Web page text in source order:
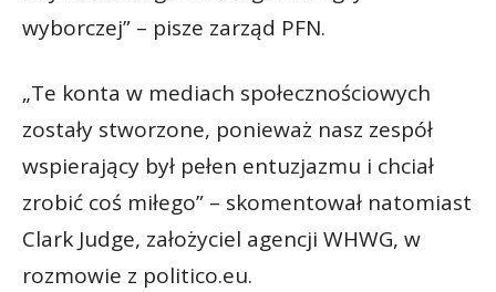
wyborczej” – pisze zarząd PFN.
„Te konta w mediach społecznościowych
zostały stworzone, ponieważ nasz zespół
wspierający był pełen entuzjazmu i chciał
zrobić coś miłego” – skomentował natomiast
Clark Judge, założyciel agencji WHWG, w
rozmowie z politico.eu.